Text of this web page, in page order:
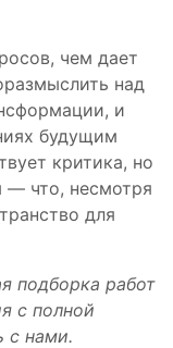
чем дает
над
и
будущим
критика, но
— что, несмотря
для
подборка работ
с полной
с нами.